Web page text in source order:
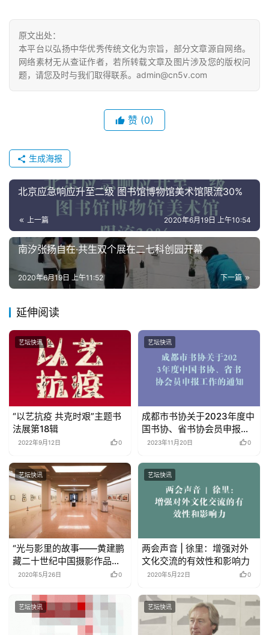
原文出处：
本平台以弘扬中华优秀传统文化为宗旨，部分文章源自网络。
网络素材无从查证作者，若所转载文章及图片涉及您的版权问
题，请您及时与我们取得联系。admin@cn5v.com
赞 (0)
生成海报
北京应急响应升至二级 图书馆博物馆美术馆限流30%
上一篇 2020年6月19日 上午10:54
南汐张扬自在·共生双个展在二七科创园开幕
下一篇
2020年6月19日 上午11:52
延伸阅读
艺坛快讯
“以艺抗疫 共克时艰”主题书
法展第18辑
2022年9月12日 0
艺坛快讯
成都市书协关于2023年度中
国书协、省书协会员申报工
作的通知
2023年11月20日 0
艺坛快讯
“光与影里的故事——黄建鹏
藏二十世纪中国摄影作品展”
在中国美术馆开幕
2020年5月26日 0
艺坛快讯
两会声音 | 徐里：增强对外
文化交流的有效性和影响力
2020年5月22日 0
艺坛快讯 艺坛快讯